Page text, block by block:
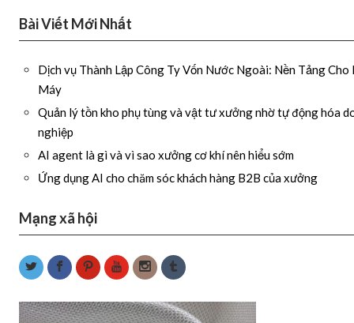
Bài Viết Mới Nhất
Dịch vụ Thành Lập Công Ty Vốn Nước Ngoài: Nền Tảng Cho
Máy
Quản lý tồn kho phụ tùng và vật tư xưởng nhờ tự động hóa
nghiệp
AI agent là gì và vì sao xưởng cơ khí nên hiểu sớm
Ứng dụng AI cho chăm sóc khách hàng B2B của xưởng
Mạng xã hội